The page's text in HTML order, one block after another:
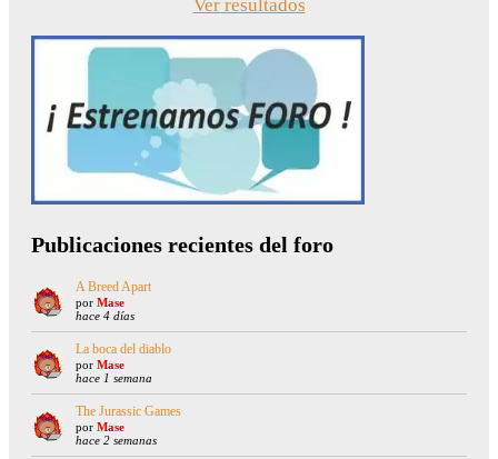
Ver resultados
Publicaciones recientes del foro
A Breed Apart
por Mase
hace 4 días
La boca del diablo
por Mase
hace 1 semana
The Jurassic Games
por Mase
hace 2 semanas